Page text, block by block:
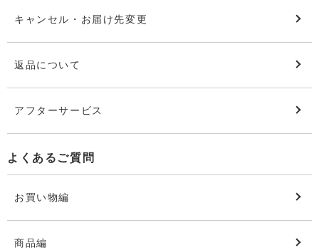
キャンセル・お届け先変更
返品について
アフターサービス
よくあるご質問
お買い物編
商品編